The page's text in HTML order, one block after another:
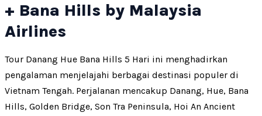
+ Bana Hills by Malaysia
Airlines
Tour Danang Hue Bana Hills 5 Hari ini menghadirkan
pengalaman menjelajahi berbagai destinasi populer di
Vietnam Tengah. Perjalanan mencakup Danang, Hue, Bana
Hills, Golden Bridge, Son Tra Peninsula, Hoi An Ancient